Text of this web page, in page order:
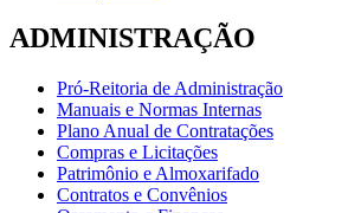
ADMINISTRAÇÃO
Pró-Reitoria de Administração
Manuais e Normas Internas
Plano Anual de Contratações
Compras e Licitações
Patrimônio e Almoxarifado
Contratos e Convênios